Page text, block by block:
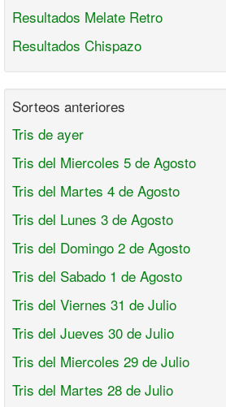
Resultados Melate Retro
Resultados Chispazo
Sorteos anteriores
Tris de ayer
Tris del Miercoles 5 de Agosto
Tris del Martes 4 de Agosto
Tris del Lunes 3 de Agosto
Tris del Domingo 2 de Agosto
Tris del Sabado 1 de Agosto
Tris del Viernes 31 de Julio
Tris del Jueves 30 de Julio
Tris del Miercoles 29 de Julio
Tris del Martes 28 de Julio